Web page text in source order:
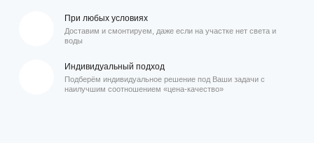
При любых условиях
Доставим и смонтируем, даже если на участке нет света и
воды
Индивидуальный подход
Подберём индивидуальное решение под Ваши задачи с
наилучшим соотношением «цена-качество»